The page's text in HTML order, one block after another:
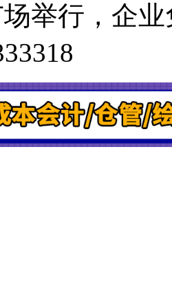
举行，企